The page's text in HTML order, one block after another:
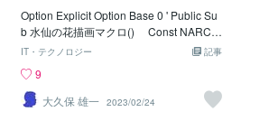
Option Explicit Option Base 0 ' Public Su
b 水仙の花描画マクロ() Const NARCL
EFT = 100 '描画開始位置Ｘ
Ｙ ' Const NARCCOLS = 4
'横/描画数 Const NARCROWS
= 3 '縦/描画数 ' Const NARC
記事
IT・テクノロジー
9
大久保 雄一 2023/02/24